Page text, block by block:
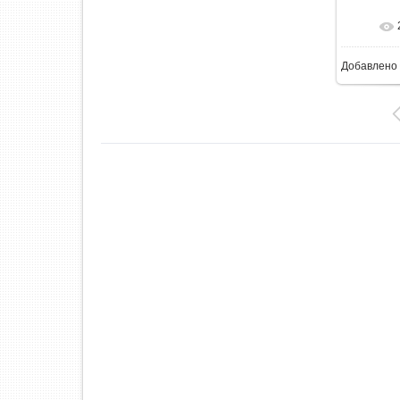
В
Добавлено